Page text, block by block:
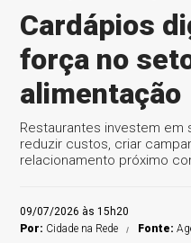
Cardápios
força no
alimentação
Restaurantes investem
reduzir custos, criar
relacionamento próximo
09/07/2026 às 15h20
Por: Cidade na Rede Fonte: